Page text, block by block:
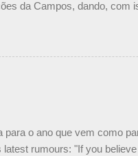
da Campos, dando, com
Audetto. “Mas
dizendo ainda que não
para o ano que vem como
rumours: "If you believe